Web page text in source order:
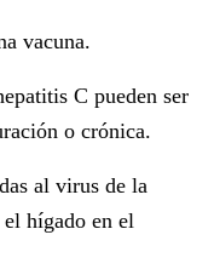
vacuna.
C pueden ser
o crónica.
al virus de la
hígado en el